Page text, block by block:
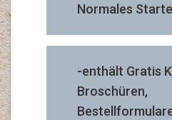
Normales
-enthält Gratis
Broschüren,